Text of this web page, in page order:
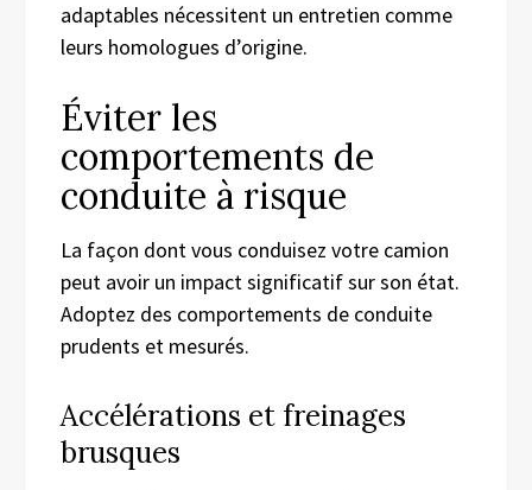
adaptables nécessitent un entretien comme
leurs homologues d’origine.
Éviter les
comportements de
conduite à risque
La façon dont vous conduisez votre camion
peut avoir un impact significatif sur son état.
Adoptez des comportements de conduite
prudents et mesurés.
Accélérations et freinages
brusques